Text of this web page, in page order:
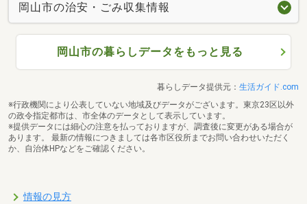
岡山市の治安・ごみ収集情報
岡山市の暮らしデータをもっと見る
暮らしデータ提供元： 生活ガイド.com
※行政機関により公表していない地域及びデータがございます。東京23区以外
の政令指定都市は、市全体のデータとして表示しています。
※提供データには細心の注意を払っておりますが、調査後に変更がある場合が
あります。 最新の情報につきましては各市区役所までお問い合わせいただく
か、自治体HPなどをご確認ください。
情報の見方